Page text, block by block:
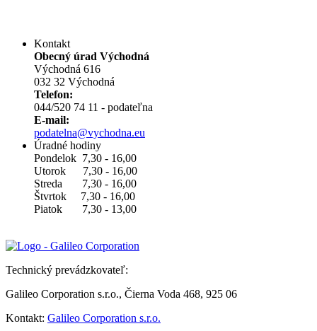
Kontakt
Obecný úrad Východná
Východná 616
032 32 Východná
Telefon:
044/520 74 11 - podateľna
E-mail:
podatelna@vychodna.eu
Úradné hodiny
Pondelok 7,30 - 16,00
Utorok 7,30 - 16,00
Streda 7,30 - 16,00
Štvrtok 7,30 - 16,00
Piatok 7,30 - 13,00
Technický prevádzkovateľ:
Galileo Corporation s.r.o., Čierna Voda 468, 925 06
Kontakt: Galileo Corporation s.r.o.